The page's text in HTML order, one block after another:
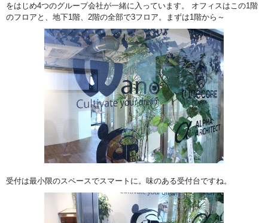
をはじめ4つのグループ会社が一緒に入っています。 オフィスはこの1階
のフロアと、地下1階、2階の全部で3フロア。まずは1階から～
受付は最小限のスペースでスマートに。味のある受付台ですね。